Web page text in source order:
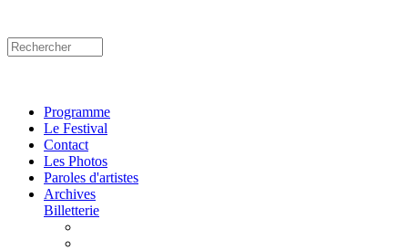
Programme
Le Festival
Contact
Les Photos
Paroles d'artistes
Archives
Billetterie